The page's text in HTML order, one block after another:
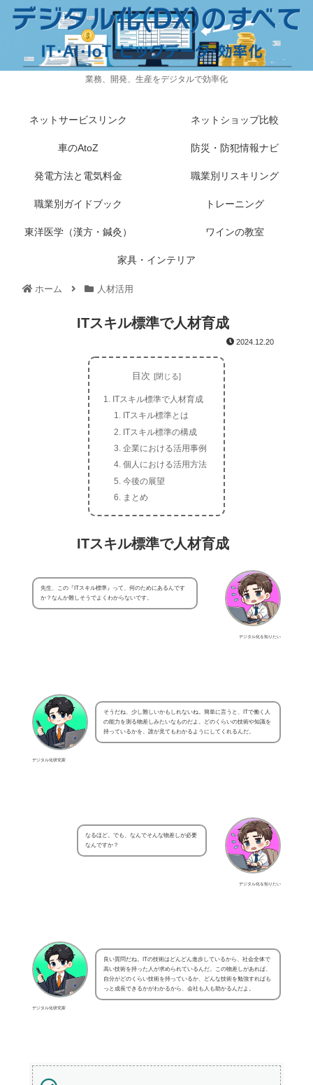
業務、開発、生産をデジタルで効率化
ネットサービスリンク ネットショップ比較
車のAtoZ 防災・防犯情報ナビ
発電方法と電気料金 職業別リスキリング
職業別ガイドブック トレーニング
東洋医学（漢方・鍼灸） ワインの教室
家具・インテリア
ホーム 人材活用
ITスキル標準で人材育成
2024.12.20
目次
ITスキル標準で人材育成
ITスキル標準とは
ITスキル標準の構成
企業における活用事例
個人における活用方法
今後の展望
まとめ
ITスキル標準で人材育成
デジタル化を知りたい
先生、この『ITスキル標準』って、何のためにあるんです
か？なんか難しそうでよくわからないです。
デジタル化研究家
そうだね、少し難しいかもしれないね。簡単に言うと、ITで働く人
の能力を測る物差しみたいなものだよ。どのくらいの技術や知識を
持っているかを、誰が見てもわかるようにしてくれるんだ。
デジタル化を知りたい
なるほど。でも、なんでそんな物差しが必要
なんですか？
デジタル化研究家
良い質問だね。ITの技術はどんどん進歩しているから、社会全体で
高い技術を持った人が求められているんだ。この物差しがあれば、
自分がどのくらい技術を持っているか、どんな技術を勉強すればも
っと成長できるかがわかるから、会社も人も助かるんだよ。